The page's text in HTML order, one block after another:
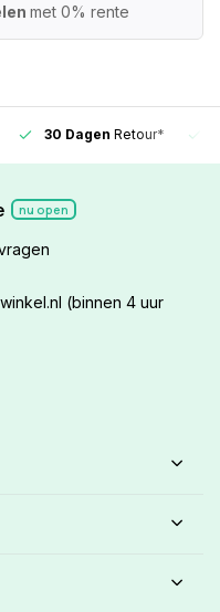
met 0% rente
30 Dagen Retour*
nu open
(binnen 4 uur